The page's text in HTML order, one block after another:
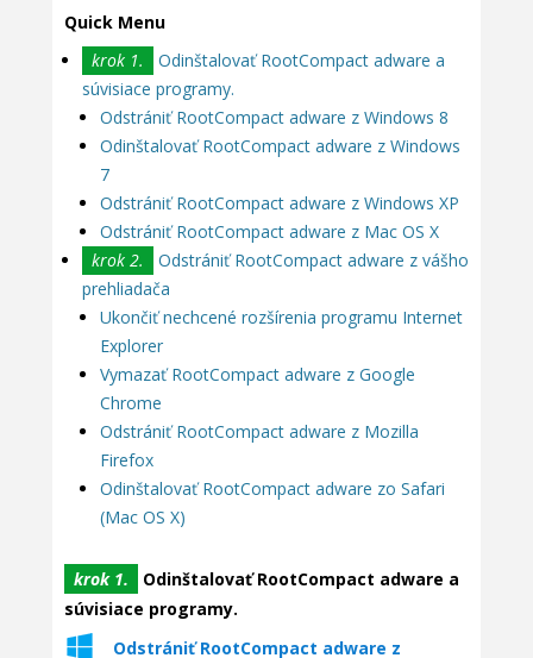
Quick Menu
krok 1.
Odinštalovať RootCompact adware a
súvisiace programy.
Odstrániť RootCompact adware z Windows 8
Odinštalovať RootCompact adware z Windows
7
Odstrániť RootCompact adware z Windows XP
Odstrániť RootCompact adware z Mac OS X
krok 2.
Odstrániť RootCompact adware z vášho
prehliadača
Ukončiť nechcené rozšírenia programu Internet
Explorer
Vymazať RootCompact adware z Google
Chrome
Odstrániť RootCompact adware z Mozilla
Firefox
Odinštalovať RootCompact adware zo Safari
(Mac OS X)
krok 1.
Odinštalovať RootCompact adware a
súvisiace programy.
Odstrániť RootCompact adware z